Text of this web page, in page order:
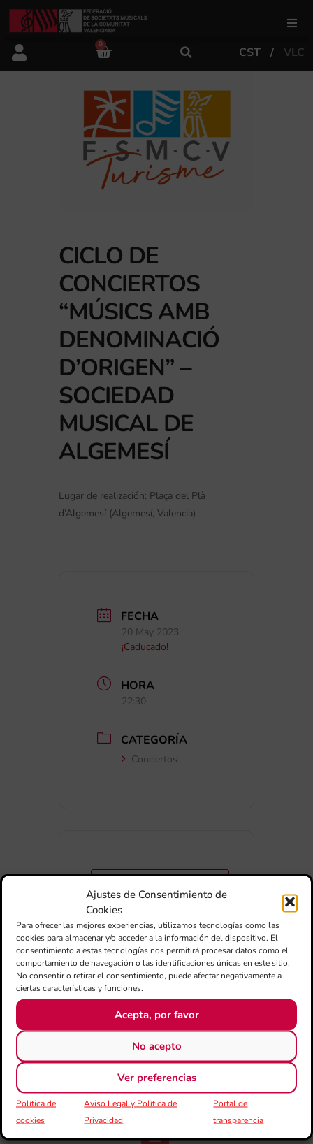
Ajustes de Consentimiento de
Cookies
Para ofrecer las mejores experiencias, utilizamos tecnologías como las
cookies para almacenar y/o acceder a la información del dispositivo. El
consentimiento a estas tecnologías nos permitirá procesar datos como el
comportamiento de navegación o las identificaciones únicas en este sitio.
No consentir o retirar el consentimiento, puede afectar negativamente a
ciertas características y funciones.
Acepta, por favor
No acepto
Ver preferencias
Política de
cookies
Aviso Legal y Política de
Privacidad
Portal de
transparencia
FSMCV
Áreas de gestión
Área educativa
Actualidad
0
CST VLC
CICLO DE
CONCIERTOS
“MÚSICS AMB
DENOMINACIÓ
D’ORIGEN” –
SOCIEDAD
MUSICAL DE
ALGEMESÍ
Lugar de realización: Plaça del Plà
d’Algemesí (Algemesí, Valencia)
FECHA
20 May 2023
¡Caducado!
HORA
22:30
CATEGORÍA
Conciertos
+ exportación iCal / Outlook
COMPARTIR ESTE EVENTO